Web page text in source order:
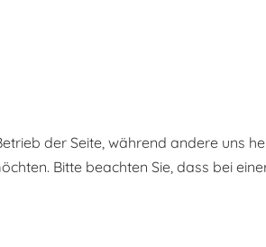
der Seite, während andere uns
Bitte beachten Sie, dass bei